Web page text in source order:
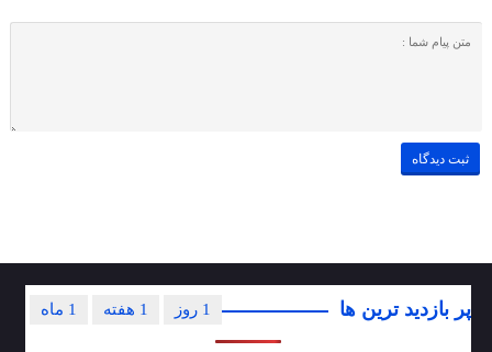
پر بازدید ترین ها 1 ماه 1 هفته 1 روز